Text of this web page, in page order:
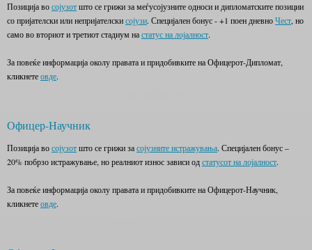
Позиција восојузотшто се грижи за меѓусојузните односи и дипломатските позиции
со пријателски или непријателскисојузи. Специјален бонус - +1 поен дневноЧест, но
само во вториот и третиот стадиум настатус на лојалност.
За повеќе информација околу правата и придобивките на Офицерот-Дипломат,
кликнетеовде.
Офицер-Научник
Позиција восојузотшто се грижи засојузните истражувања. Специјален бонус –
20% побрзо истражување, но реалниот износ зависи одстатусот на лојалност.
За повеќе информација околу правата и придобивките на Офицерот-Научник,
кликнетеовде.